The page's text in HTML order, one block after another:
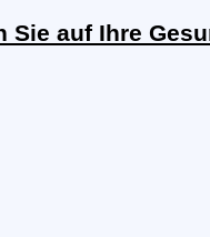
Sie auf Ihre